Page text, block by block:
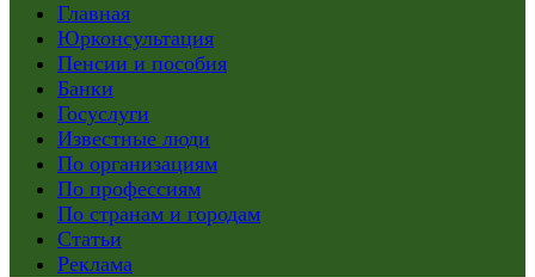
Главная
Юрконсультация
Пенсии и пособия
Банки
Госуслуги
Известные люди
По организациям
По профессиям
По странам и городам
Статьи
Реклама